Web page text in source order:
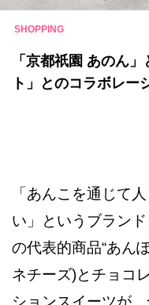
「京都祇園 あのん
ト」とのコラボレー
「あんこを通じて
い」というブラン
の代表的商品“あん
ネチーズ)とチョコ
ションスイーツが